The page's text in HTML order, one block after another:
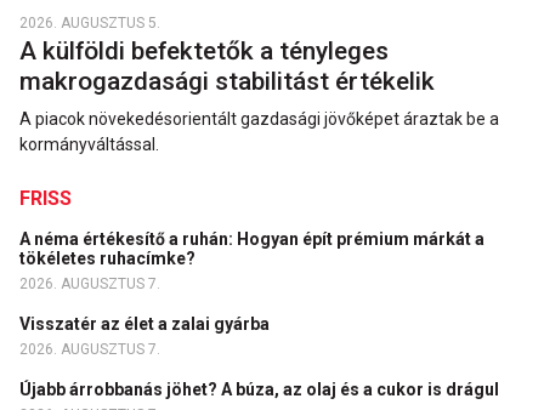
2026. AUGUSZTUS 5.
A külföldi befektetők a tényleges
makrogazdasági stabilitást értékelik
A piacok növekedésorientált gazdasági jövőképet áraztak be a
kormányváltással.
FRISS
A néma értékesítő a ruhán: Hogyan épít prémium márkát a
tökéletes ruhacímke?
2026. AUGUSZTUS 7.
Visszatér az élet a zalai gyárba
2026. AUGUSZTUS 7.
Újabb árrobbanás jöhet? A búza, az olaj és a cukor is drágul